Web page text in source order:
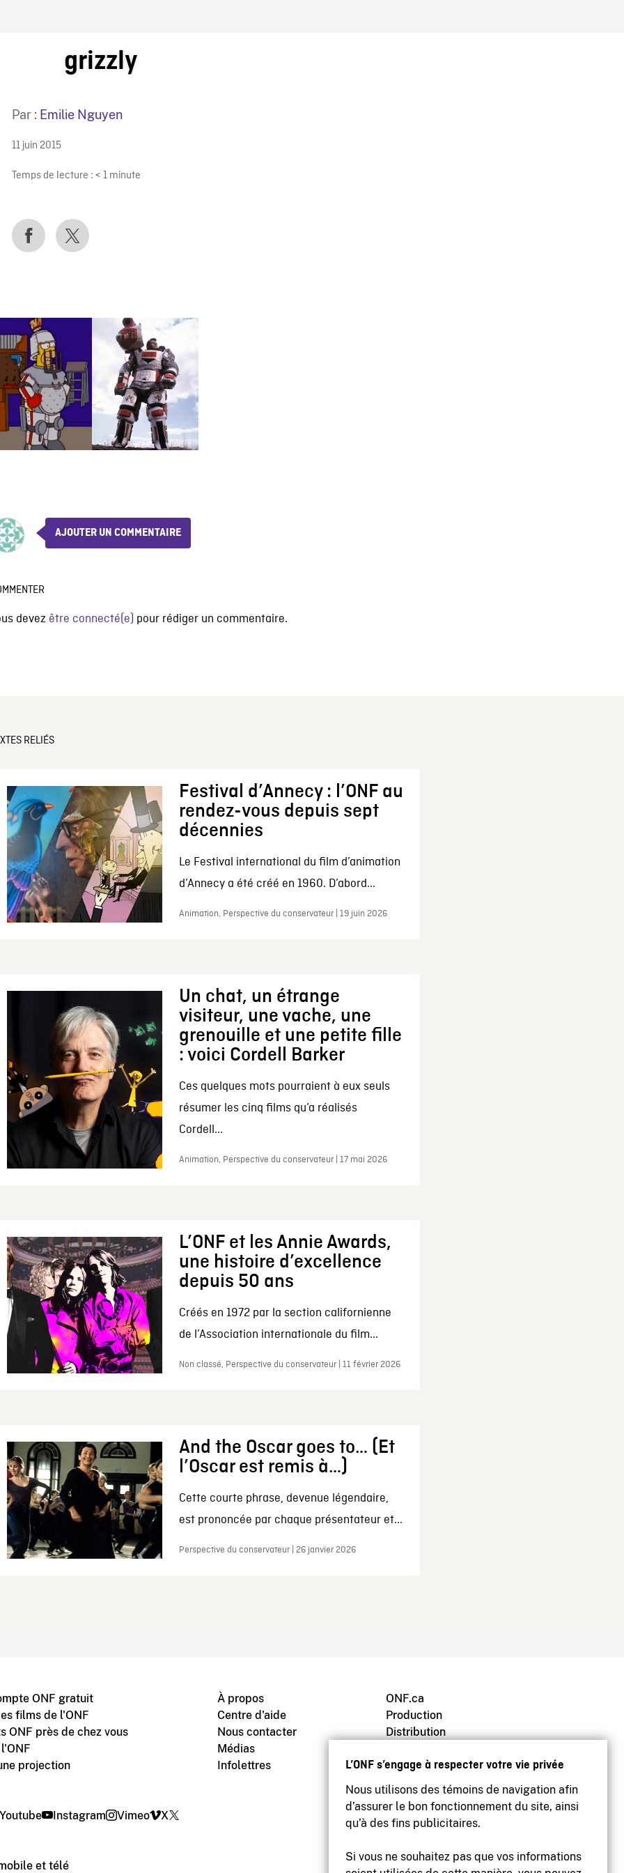
L’ONF s’engage à respecter votre vie privée
Nous utilisons des témoins de navigation afin
d’assurer le bon fonctionnement du site, ainsi
qu’à des fins publicitaires.
Si vous ne souhaitez pas que vos informations
ONF
grizzly
Par : Emilie Nguyen
11 juin 2015
Temps de lecture : < 1 minute
AJOUTER UN COMMENTAIRE
devez être connecté(e) pour rédiger un commentaire.
RELIÉS
Festival d’Annecy : l’ONF au
rendez-vous depuis sept
décennies
Le Festival international du film d’animation
d’Annecy a été créé en 1960. D’abord...
Animation, Perspective du conservateur | 19 juin 2026
Un chat, un étrange
visiteur, une vache, une
grenouille et une petite fille
: voici Cordell Barker
Ces quelques mots pourraient à eux seuls
résumer les cinq films qu’a réalisés
Cordell...
Animation, Perspective du conservateur | 17 mai 2026
L’ONF et les Annie Awards,
une histoire d’excellence
depuis 50 ans
Créés en 1972 par la section californienne
de l’Association internationale du film...
Non classé, Perspective du conservateur | 11 février 2026
And the Oscar goes to… (Et
l’Oscar est remis à…)
Cette courte phrase, devenue légendaire,
est prononcée par chaque présentateur et...
Perspective du conservateur | 26 janvier 2026
ONF gratuit
films de l'ONF
ONF près de chez vous
projection
À propos
Centre d'aide
Nous contacter
Médias
Infolettres
ONF.ca
Production
Distribution
Archives
Youtube Instagram Vimeo X
et télé